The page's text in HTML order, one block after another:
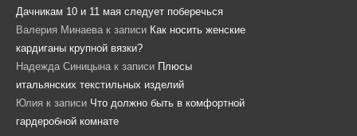
Дачникам 10 и 11 мая следует поберечься
Валерия Минаева к записи Как носить женские
кардиганы крупной вязки?
Надежда Синицына к записи Плюсы
итальянских текстильных изделий
Юлия к записи Что должно быть в комфортной
гардеробной комнате